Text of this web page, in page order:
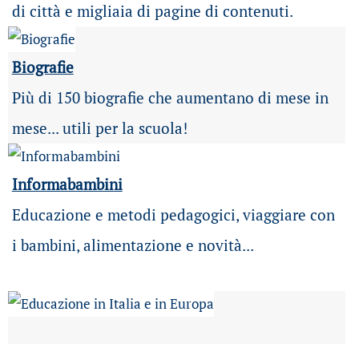
di città e migliaia di pagine di contenuti.
Biografie
Più di 150 biografie che aumentano di mese in
mese... utili per la scuola!
Informabambini
Educazione e metodi pedagogici, viaggiare con
i bambini, alimentazione e novità...